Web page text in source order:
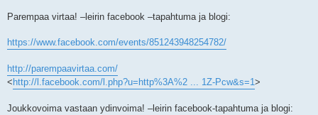
Parempaa virtaa! –leirin facebook –tapahtuma ja blogi:
https://www.facebook.com/events/851243948254782/
http://parempaavirtaa.com/
< http://l.facebook.com/l.php?u=http%3A%2 ... 1Z-Pcw&s=1>
Joukkovoima vastaan ydinvoima! –leirin facebook-tapahtuma ja blogi: